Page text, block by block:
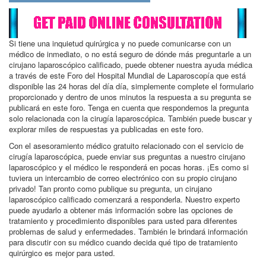
Si tiene una inquietud quirúrgica y no puede comunicarse con un
médico de inmediato, o no está seguro de dónde más preguntarle a un
cirujano laparoscópico calificado, puede obtener nuestra ayuda médica
a través de este Foro del Hospital Mundial de Laparoscopía que está
disponible las 24 horas del día día, simplemente complete el formulario
proporcionado y dentro de unos minutos la respuesta a su pregunta se
publicará en este foro. Tenga en cuenta que respondemos la pregunta
solo relacionada con la cirugía laparoscópica. También puede buscar y
explorar miles de respuestas ya publicadas en este foro.
Con el asesoramiento médico gratuito relacionado con el servicio de
cirugía laparoscópica, puede enviar sus preguntas a nuestro cirujano
laparoscópico y el médico le responderá en pocas horas. ¡Es como si
tuviera un intercambio de correo electrónico con su propio cirujano
privado! Tan pronto como publique su pregunta, un cirujano
laparoscópico calificado comenzará a responderla. Nuestro experto
puede ayudarlo a obtener más información sobre las opciones de
tratamiento y procedimiento disponibles para usted para diferentes
problemas de salud y enfermedades. También le brindará información
para discutir con su médico cuando decida qué tipo de tratamiento
quirúrgico es mejor para usted.